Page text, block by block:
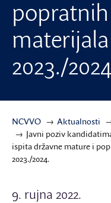
2023./
NCVVO Aktualnosti
Javni poziv
ispita državne mature i
2023./2024.
9. rujna 2022.